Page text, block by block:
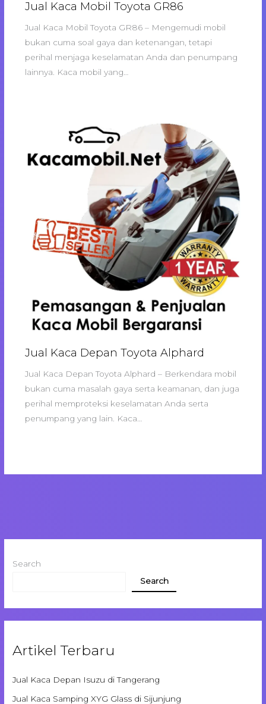
Jual Kaca Mobil Toyota GR86
Jual Kaca Mobil Toyota GR86 – Mengemudi mobil
bukan cuma soal gaya dan ketenangan, tetapi
perihal menjaga keselamatan Anda dan penumpang
lainnya. Kaca mobil yang…
Jual Kaca Depan Toyota Alphard
Jual Kaca Depan Toyota Alphard – Berkendara mobil
bukan cuma masalah gaya serta keamanan, dan juga
perihal memproteksi keselamatan Anda serta
penumpang yang lain. Kaca…
Search
Search
Artikel Terbaru
Jual Kaca Depan Isuzu di Tangerang
Jual Kaca Samping XYG Glass di Sijunjung